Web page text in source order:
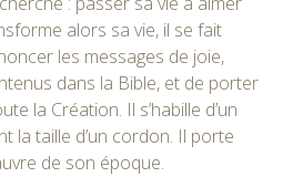
alors sa vie, il se fait
les messages de joie,
dans la Bible, et de porter
la Création. Il s’habille d’un
la taille d’un cordon. Il porte
de son époque.